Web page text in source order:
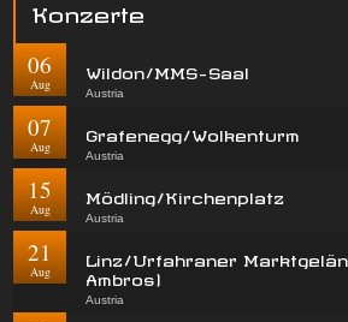
Konzerte
06
Aug
Wildon/MMS-Saal
Austria
07
Aug
Grafenegg/Wolkenturm
Austria
15
Aug
Mödling/Kirchenplatz
Austria
21
Aug
Linz/Urfahraner
Ambros)
Austria